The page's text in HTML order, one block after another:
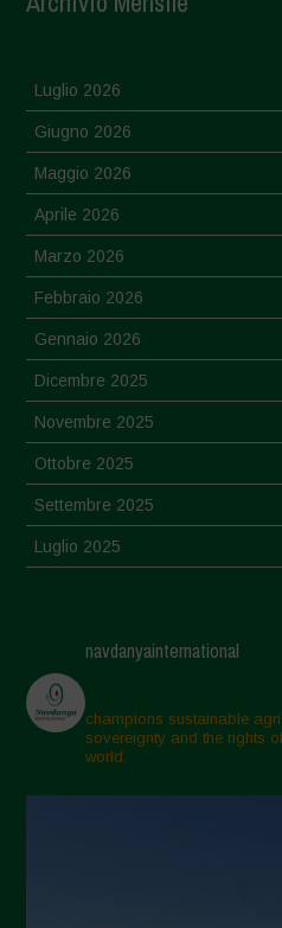
Luglio 2026
Giugno 2026
Maggio 2026
Aprile 2026
Marzo 2026
Febbraio 2026
Gennaio 2026
Dicembre 2025
Novembre 2025
Ottobre 2025
Settembre 2025
Luglio 2025
Aprile 2025
Marzo 2025
Febbraio 2025
Gennaio 2025
navdanyainternational
champions sustainable
sovereignty and the rights
world.